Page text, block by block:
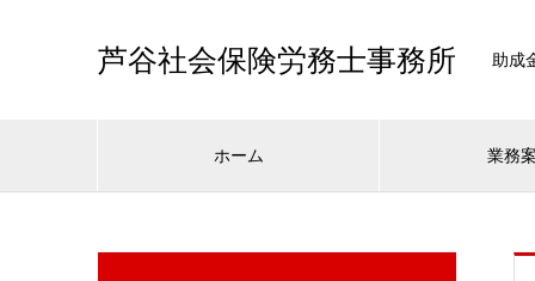
芦谷社会保険労務士事務所 助成
ホーム 業務